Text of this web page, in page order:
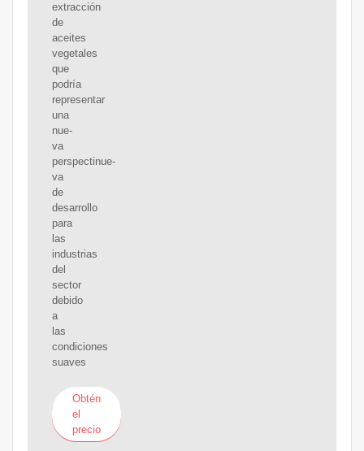
extracción
de
aceites
vegetales
que
podría
representar
una
nue-
va
perspectinue-
va
de
desarrollo
para
las
industrias
del
sector
debido
a
las
condiciones
suaves
Obtén
el
precio